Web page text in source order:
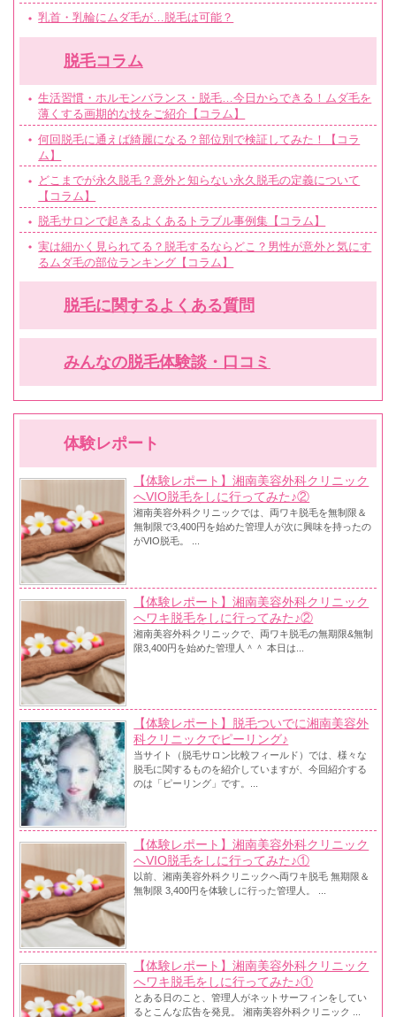
乳首・乳輪にムダ毛が…脱毛は可能？
脱毛コラム
生活習慣・ホルモンバランス・脱毛…今日からできる！ムダ毛を
薄くする画期的な技をご紹介【コラム】
何回脱毛に通えば綺麗になる？部位別で検証してみた！【コラ
ム】
どこまでが永久脱毛？意外と知らない永久脱毛の定義について
【コラム】
脱毛サロンで起きるよくあるトラブル事例集【コラム】
実は細かく見られてる？脱毛するならどこ？男性が意外と気にす
るムダ毛の部位ランキング【コラム】
脱毛に関するよくある質問
みんなの脱毛体験談・口コミ
体験レポート
【体験レポート】湘南美容外科クリニック
へVIO脱毛をしに行ってみた♪②
湘南美容外科クリニックでは、両ワキ脱毛を無制限＆
無制限で3,400円を始めた管理人が次に興味を持ったの
がVIO脱毛。 ...
【体験レポート】湘南美容外科クリニック
へワキ脱毛をしに行ってみた♪②
湘南美容外科クリニックで、両ワキ脱毛の無期限&無制
限3,400円を始めた管理人＾＾ 本日は...
【体験レポート】脱毛ついでに湘南美容外
科クリニックでピーリング♪
当サイト（脱毛サロン比較フィールド）では、様々な
脱毛に関するものを紹介していますが、今回紹介する
のは「ピーリング」です。...
【体験レポート】湘南美容外科クリニック
へVIO脱毛をしに行ってみた♪①
以前、湘南美容外科クリニックへ両ワキ脱毛 無期限＆
無制限 3,400円を体験しに行った管理人。 ...
【体験レポート】湘南美容外科クリニック
へワキ脱毛をしに行ってみた♪①
とある日のこと、管理人がネットサーフィンをしてい
るとこんな広告を発見。 湘南美容外科クリニック ...